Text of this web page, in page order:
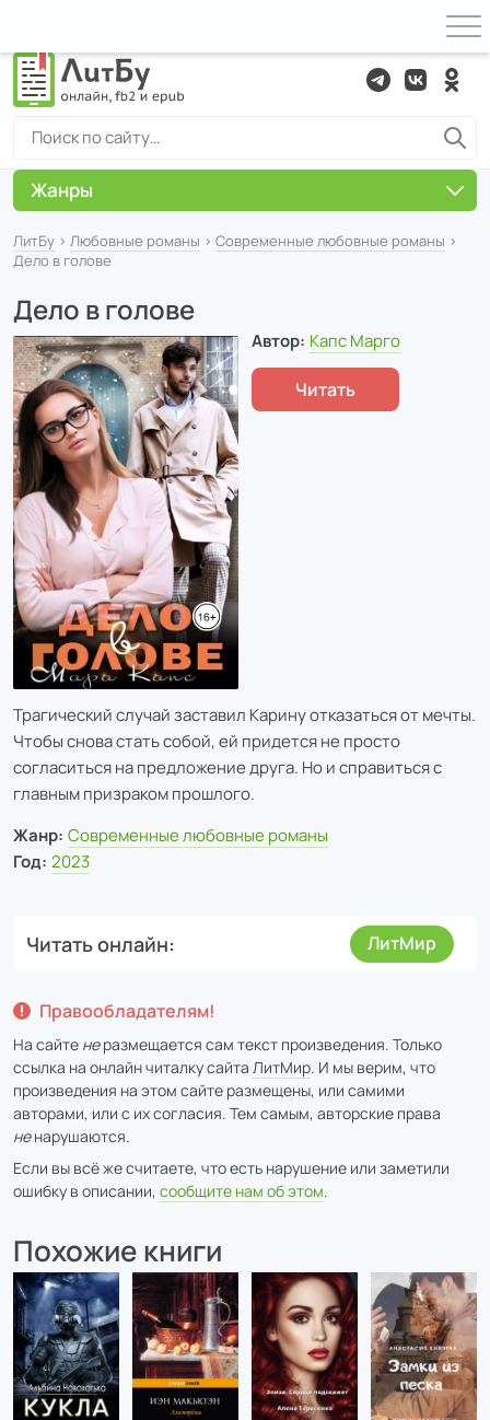
ЛитБу › Любовные романы › Современные любовные романы ›
Дело в голове
Дело в голове
Автор: Капс Марго
Читать
Трагический случай заставил Карину отказаться от мечты.
Чтобы снова стать собой, ей придется не просто
согласиться на предложение друга. Но и справиться с
главным призраком прошлого.
Жанр: Современные любовные романы
Год: 2023
Читать онлайн ЛитМир
Правообладателям!
На сайте неразмещается сам текст произведения. Только
ссылка на онлайн читалку сайта ЛитМир. И мы верим, что
произведения на этом сайте размещены, или самими
авторами, или с их согласия. Тем самым, авторские права
ненарушаются.
Если вы всё же считаете, что есть нарушение или заметили
ошибку в описании, сообщите нам об этом.
Похожие книги
Жанры